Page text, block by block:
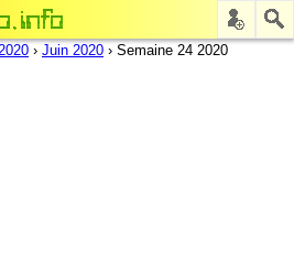
› Juin 2020 › Semaine 24 2020